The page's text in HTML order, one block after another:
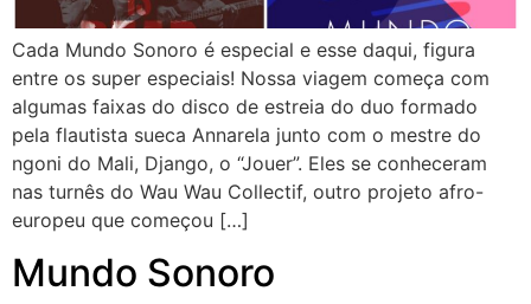
Cada Mundo Sonoro é especial e esse daqui, figura
entre os super especiais! Nossa viagem começa com
algumas faixas do disco de estreia do duo formado
pela flautista sueca Annarela junto com o mestre do
ngoni do Mali, Django, o “Jouer”. Eles se conheceram
nas turnês do Wau Wau Collectif, outro projeto afro-
europeu que começou […]
Mundo Sonoro